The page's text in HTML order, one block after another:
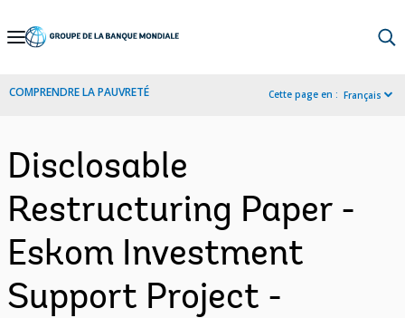
Skip
Navigation
COMPRENDRE LA PAUVRETÉ Cette page en : Français
Disclosable
Restructuring Paper -
Eskom Investment
Support Project -